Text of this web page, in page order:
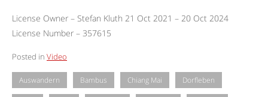
License Owner – Stefan Kluth 21 Oct 2021 – 20 Oct 2024
License Number – 357615
Posted in Video
Auswandern Bambus Chiang Mai Dorfleben